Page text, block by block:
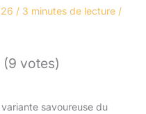
/ 3 minutes de lecture /
votes)
savoureuse du